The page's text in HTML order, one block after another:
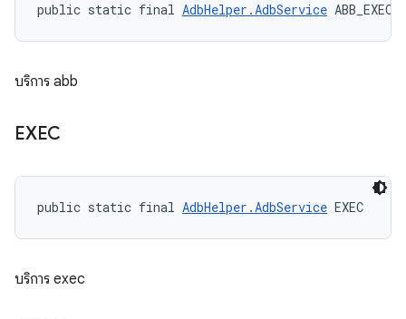
public static final AdbHelper.AdbService ABB_EXEC
บริการ abb
EXEC
public static final AdbHelper.AdbService EXEC
บริการ exec